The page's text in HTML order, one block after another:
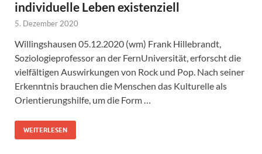
individuelle Leben existenziell
5. Dezember 2020
Willingshausen 05.12.2020 (wm) Frank Hillebrandt,
Soziologieprofessor an der FernUniversität, erforscht die
vielfältigen Auswirkungen von Rock und Pop. Nach seiner
Erkenntnis brauchen die Menschen das Kulturelle als
Orientierungshilfe, um die Form …
WEITERLESEN